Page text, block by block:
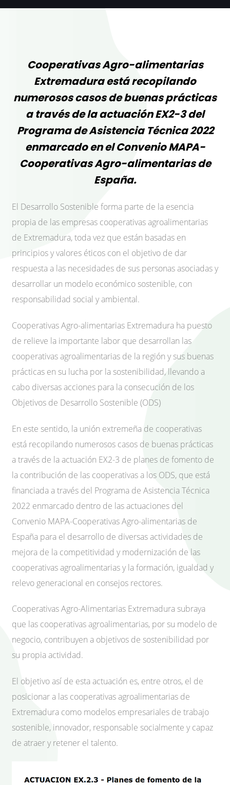
Cooperativas Agro-alimentarias
Extremadura está recopilando
numerosos casos de buenas prácticas
a través de la actuación EX2-3 del
Programa de Asistencia Técnica 2022
enmarcado en el Convenio MAPA-
Cooperativas Agro-alimentarias de
España.
El Desarrollo Sostenible forma parte de la esencia
propia de las empresas cooperativas agroalimentarias
de Extremadura, toda vez que están basadas en
principios y valores éticos con el objetivo de dar
respuesta a las necesidades de sus personas asociadas y
desarrollar un modelo económico sostenible, con
responsabilidad social y ambiental.
Cooperativas Agro-alimentarias Extremadura ha puesto
de relieve la importante labor que desarrollan las
cooperativas agroalimentarias de la región y sus buenas
prácticas en su lucha por la sostenibilidad, llevando a
cabo diversas acciones para la consecución de los
Objetivos de Desarrollo Sostenible (ODS)
En este sentido, la unión extremeña de cooperativas
está recopilando numerosos casos de buenas prácticas
a través de la actuación EX2-3 de planes de fomento de
la contribución de las cooperativas a los ODS, que está
financiada a través del Programa de Asistencia Técnica
2022 enmarcado dentro de las actuaciones del
Convenio MAPA-Cooperativas Agro-alimentarias de
España para el desarrollo de diversas actividades de
mejora de la competitividad y modernización de las
cooperativas agroalimentarias y la formación, igualdad y
relevo generacional en consejos rectores.
Cooperativas Agro-Alimentarias Extremadura subraya
que las cooperativas agroalimentarias, por su modelo de
negocio, contribuyen a objetivos de sostenibilidad por
su propia actividad.
El objetivo así de esta actuación es, entre otros, el de
posicionar a las cooperativas agroalimentarias de
Extremadura como modelos empresariales de trabajo
sostenible, innovador, responsable socialmente y capaz
de atraer y retener el talento.